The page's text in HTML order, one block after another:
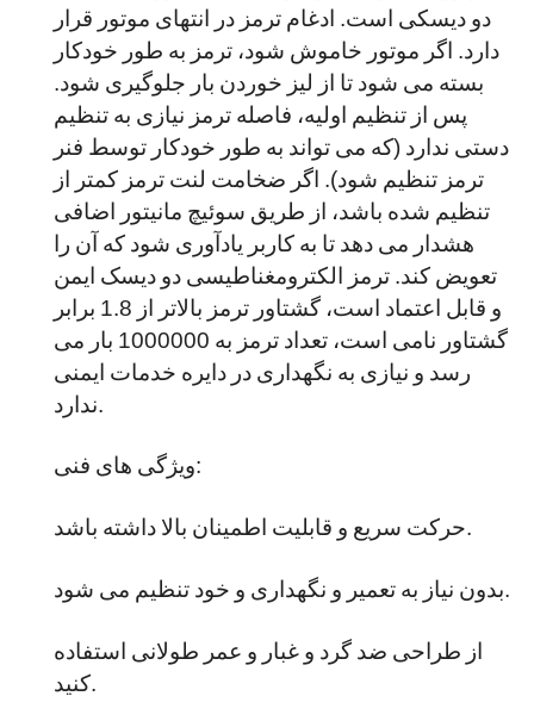
دو دیسکی است. ادغام ترمز در انتهای موتور قرار
دارد. اگر موتور خاموش شود، ترمز به طور خودکار
بسته می شود تا از لیز خوردن بار جلوگیری شود.
پس از تنظیم اولیه، فاصله ترمز نیازی به تنظیم
دستی ندارد (که می تواند به طور خودکار توسط فنر
ترمز تنظیم شود). اگر ضخامت لنت ترمز کمتر از
تنظیم شده باشد، از طریق سوئیچ مانیتور اضافی
هشدار می دهد تا به کاربر یادآوری شود که آن را
تعویض کند. ترمز الکترومغناطیسی دو دیسک ایمن
و قابل اعتماد است، گشتاور ترمز بالاتر از 1.8 برابر
گشتاور نامی است، تعداد ترمز به 1000000 بار می
رسد و نیازی به نگهداری در دایره خدمات ایمنی
ویژگی های فنی:
حرکت سریع و قابلیت اطمینان بالا داشته باشد.
بدون نیاز به تعمیر و نگهداری و خود تنظیم می شود.
از طراحی ضد گرد و غبار و عمر طولانی استفاده
کنید.